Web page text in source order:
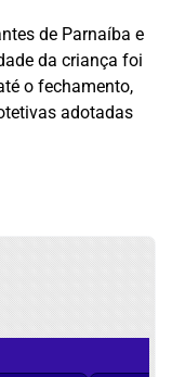
de Parnaíba e
da criança foi
o fechamento,
adotadas